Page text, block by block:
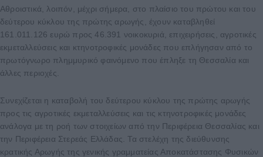
Αθροιστικά, λοιπόν, μέχρι σήμερα, στο πλαίσιο του πρώτου και του
δεύτερου κύκλου της πρώτης αρωγής, έχουν καταβληθεί
161.011.126 ευρώ προς 46.391 νοικοκυριά, επιχειρήσεις, αγροτικές
εκμεταλλεύσεις και κτηνοτροφικές μονάδες που επλήγησαν από το
πρωτόγνωρο πλημμυρικό φαινόμενο που έπληξε τη Θεσσαλία και
άλλες περιοχές.
Συνεχίζεται η καταβολή του δεύτερου κύκλου της πρώτης αρωγής
προς τις αγροτικές εκμεταλλεύσεις και τις κτηνοτροφικές μονάδες
ανάλογα με τη ροή των στοιχείων από την Περιφέρεια Θεσσαλίας και
την Περιφέρεια Στερεάς Ελλάδας. Τα στελέχη της διεύθυνσης
κρατικής Αρωγής της γενικής γραμματείας Αποκατάστασης Φυσικών